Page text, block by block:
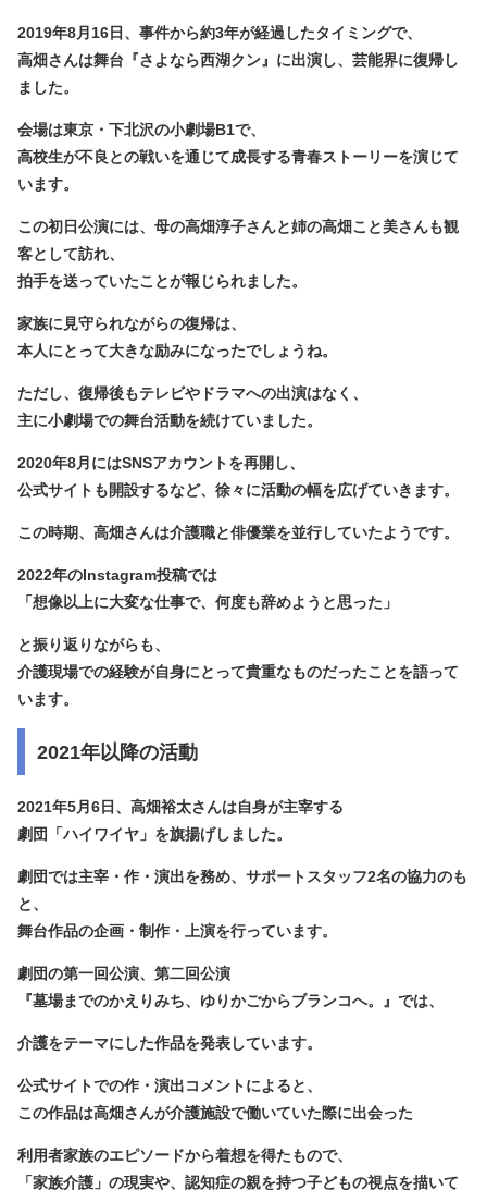
2019年8月16日、事件から約3年が経過したタイミングで、
高畑さんは舞台『さよなら西湖クン』に出演し、芸能界に復帰し
ました。
会場は東京・下北沢の小劇場B1で、
高校生が不良との戦いを通じて成長する青春ストーリーを演じて
います。
この初日公演には、母の高畑淳子さんと姉の高畑こと美さんも観
客として訪れ、
拍手を送っていたことが報じられました。
家族に見守られながらの復帰は、
本人にとって大きな励みになったでしょうね。
ただし、復帰後もテレビやドラマへの出演はなく、
主に小劇場での舞台活動を続けていました。
2020年8月にはSNSアカウントを再開し、
公式サイトも開設するなど、徐々に活動の幅を広げていきます。
この時期、高畑さんは介護職と俳優業を並行していたようです。
2022年のInstagram投稿では
「想像以上に大変な仕事で、何度も辞めようと思った」
と振り返りながらも、
介護現場での経験が自身にとって貴重なものだったことを語って
います。
2021年以降の活動
2021年5月6日、高畑裕太さんは自身が主宰する
劇団「ハイワイヤ」を旗揚げしました。
劇団では主宰・作・演出を務め、サポートスタッフ2名の協力のも
と、
舞台作品の企画・制作・上演を行っています。
劇団の第一回公演、第二回公演
『墓場までのかえりみち、ゆりかごからブランコへ。』では、
介護をテーマにした作品を発表しています。
公式サイトでの作・演出コメントによると、
この作品は高畑さんが介護施設で働いていた際に出会った
利用者家族のエピソードから着想を得たもので、
「家族介護」の現実や、認知症の親を持つ子どもの視点を描いて